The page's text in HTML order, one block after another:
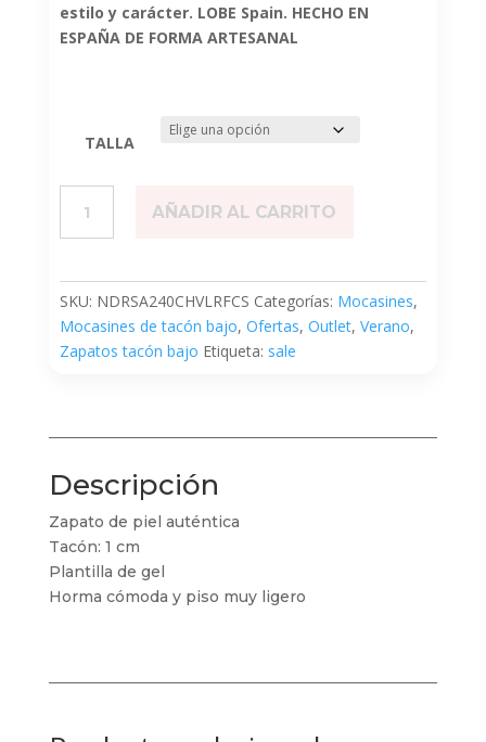
estilo y carácter. LOBE Spain. HECHO EN
ESPAÑA DE FORMA ARTESANAL
TALLA
Fucsia
AÑADIR AL CARRITO
SKU: NDRSA240CHVLRFCS Categorías: Mocasines,
Mocasines de tacón bajo, Ofertas, Outlet, Verano,
Zapatos tacón bajo Etiqueta: sale
Descripción
Zapato de piel auténtica
Tacón: 1 cm
Plantilla de gel
Horma cómoda y piso muy ligero